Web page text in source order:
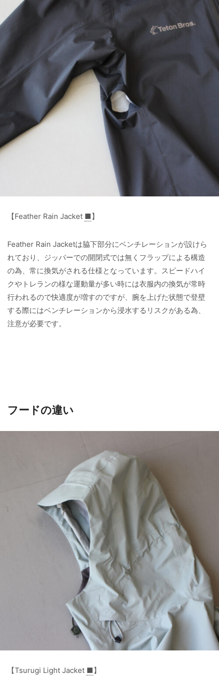
【Feather Rain Jacket ■】
Feather Rain Jacketは脇下部分にベンチレーションが設けら
れており、ジッパーでの開閉式では無くフラップによる構造
の為、常に換気がされる仕様となっています。スピードハイ
クやトレランの様な運動量が多い時には衣服内の換気が常時
行われるので快適度が増すのですが、腕を上げた状態で登壁
する際にはベンチレーションから浸水するリスクがある為、
注意が必要です。
フードの違い
【Tsurugi Light Jacket ■】